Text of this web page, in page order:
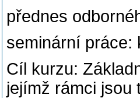
přednes
seminární práce:
Cíl kurzu:
jejímž rámci jsou